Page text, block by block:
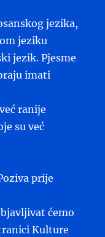
jezika,
jeziku
jezik. Pjesme
imati
ranije
su već
prije
ćemo
Kulture